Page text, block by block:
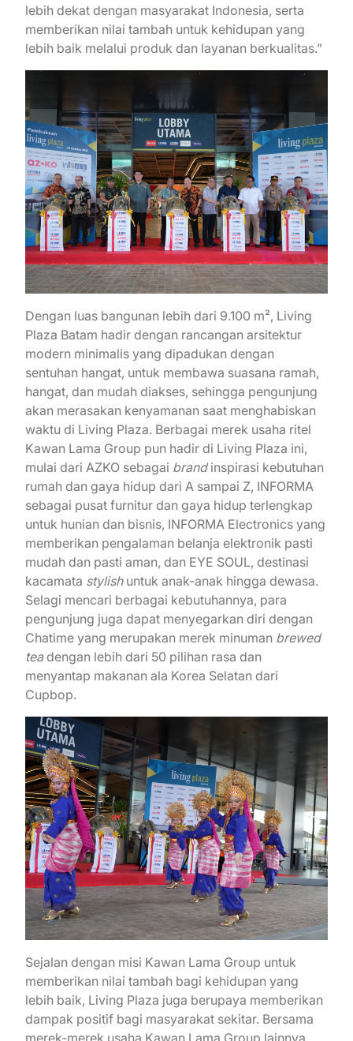
lebih dekat dengan masyarakat Indonesia, serta
memberikan nilai tambah untuk kehidupan yang
lebih baik melalui produk dan layanan berkualitas.”
Dengan luas bangunan lebih dari 9.100 m², Living
Plaza Batam hadir dengan rancangan arsitektur
modern minimalis yang dipadukan dengan
sentuhan hangat, untuk membawa suasana ramah,
hangat, dan mudah diakses, sehingga pengunjung
akan merasakan kenyamanan saat menghabiskan
waktu di Living Plaza. Berbagai merek usaha ritel
Kawan Lama Group pun hadir di Living Plaza ini,
mulai dari AZKO sebagai brandinspirasi kebutuhan
rumah dan gaya hidup dari A sampai Z, INFORMA
sebagai pusat furnitur dan gaya hidup terlengkap
untuk hunian dan bisnis, INFORMA Electronics yang
memberikan pengalaman belanja elektronik pasti
mudah dan pasti aman, dan EYE SOUL, destinasi
kacamata stylish untuk anak-anak hingga dewasa.
Selagi mencari berbagai kebutuhannya, para
pengunjung juga dapat menyegarkan diri dengan
Chatime yang merupakan merek minuman brewed
teadengan lebih dari 50 pilihan rasa dan
menyantap makanan ala Korea Selatan dari
Cupbop.
Sejalan dengan misi Kawan Lama Group untuk
memberikan nilai tambah bagi kehidupan yang
lebih baik, Living Plaza juga berupaya memberikan
dampak positif bagi masyarakat sekitar. Bersama
merek-merek usaha Kawan Lama Group lainnya,